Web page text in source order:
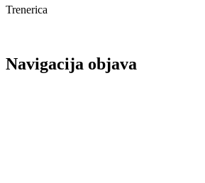
Trenerica
Navigacija objava